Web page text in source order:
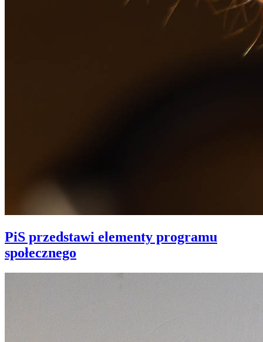
PiS przedstawi elementy programu
społecznego